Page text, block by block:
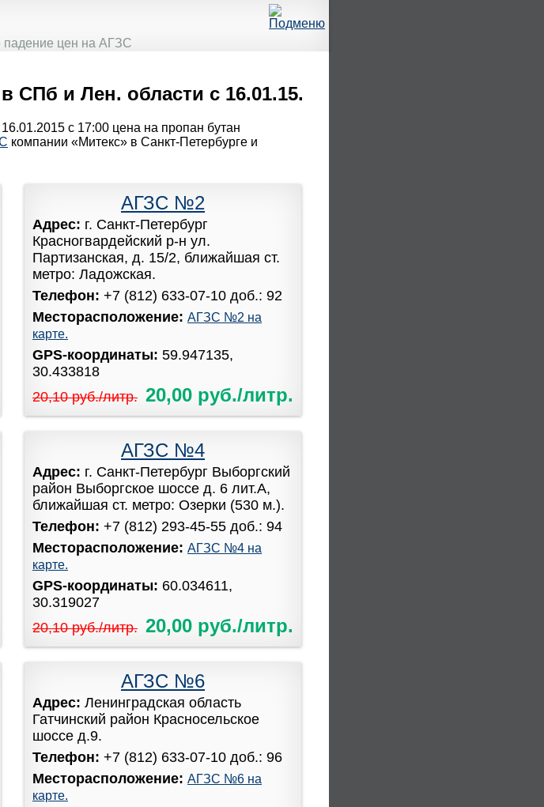
падение цен на АГЗС
СПб и Лен. области с 16.01.15.
с 17:00 цена на пропан бутан
компании «Митекс» в Санкт-Петербурге и
АГЗС №2
Адрес: г. Санкт-Петербург
Красногвардейский р-н ул.
Партизанская, д. 15/2, ближайшая ст.
метро: Ладожская.
Телефон: +7 (812) 633-07-10 доб.: 92
Месторасположение: АГЗС №2 на
карте.
GPS-координаты: 59.947135,
30.433818
20,10 руб./литр. 20,00 руб./литр.
АГЗС №4
Адрес: г. Санкт-Петербург Выборгский
район Выборгское шоссе д. 6 лит.А,
ближайшая ст. метро: Озерки (530 м.).
Телефон: +7 (812) 293-45-55 доб.: 94
Месторасположение: АГЗС №4 на
карте.
GPS-координаты: 60.034611,
30.319027
20,10 руб./литр. 20,00 руб./литр.
АГЗС №6
Адрес: Ленинградская область
Гатчинский район Красносельское
шоссе д.9.
Телефон: +7 (812) 633-07-10 доб.: 96
Месторасположение: АГЗС №6 на
карте.